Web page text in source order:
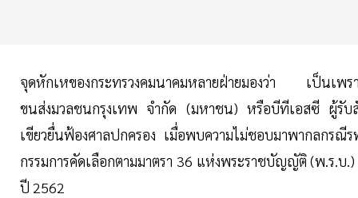
จุดหักเหของกระทรวงคมนาคมหลายฝ่ายมองว่า เป็นเพร
ขนส่งมวลชนกรุงเทพ จำกัด (มหาชน) หรือบีทีเอสซี ผู้รับ
เขียวยื่นฟ้องศาลปกครอง เมื่อพบความไม่ชอบมาพากลกรณี
กรรมการคัดเลือกตามมาตรา 36 แห่งพระราชบัญญัติ (พ.ร.บ.)
ปี 2562